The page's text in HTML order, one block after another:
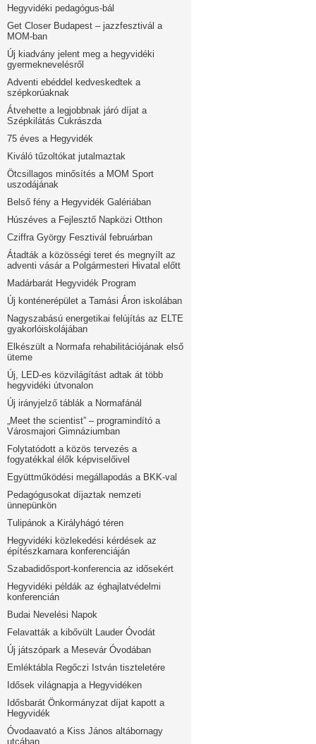
Hegyvidéki pedagógus-bál
Get Closer Budapest – jazzfesztivál a
MOM-ban
Új kiadvány jelent meg a hegyvidéki
gyermeknevelésről
Adventi ebéddel kedveskedtek a
szépkorúaknak
Átvehette a legjobbnak járó díjat a
Szépkilátás Cukrászda
75 éves a Hegyvidék
Kiváló tűzoltókat jutalmaztak
Ötcsillagos minősítés a MOM Sport
uszodájának
Belső fény a Hegyvidék Galériában
Húszéves a Fejlesztő Napközi Otthon
Cziffra György Fesztivál februárban
Átadták a közösségi teret és megnyílt az
adventi vásár a Polgármesteri Hivatal előtt
Madárbarát Hegyvidék Program
Új konténerépület a Tamási Áron iskolában
Nagyszabású energetikai felújítás az ELTE
gyakorlóiskolájában
Elkészült a Normafa rehabilitációjának első
üteme
Új, LED-es közvilágítást adtak át több
hegyvidéki útvonalon
Új irányjelző táblák a Normafánál
„Meet the scientist” – programindító a
Városmajori Gimnáziumban
Folytatódott a közös tervezés a
fogyatékkal élők képviselőivel
Együttműködési megállapodás a BKK-val
Pedagógusokat díjaztak nemzeti
ünnepünkön
Tulipánok a Királyhágó téren
Hegyvidéki közlekedési kérdések az
építészkamara konferenciáján
Szabadidősport-konferencia az idősekért
Hegyvidéki példák az éghajlatvédelmi
konferencián
Budai Nevelési Napok
Felavatták a kibővült Lauder Óvodát
Új játszópark a Mesevár Óvodában
Emléktábla Regőczi István tiszteletére
Idősek világnapja a Hegyvidéken
Idősbarát Önkormányzat díjat kapott a
Hegyvidék
Óvodaavató a Kiss János altábornagy
utcában